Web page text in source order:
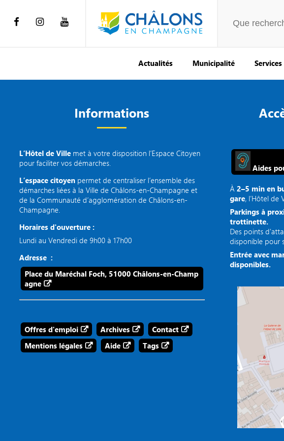
Actualités Municipalité Services
Informations
L’Hôtel de Ville met à votre disposition l’Espace Citoyen
pour faciliter vos démarches.
L’espace citoyen permet de centraliser l’ensemble des
démarches liées à la Ville de Châlons-en-Champagne et
de la Communauté d’agglomération de Châlons-en-
Champagne.
Horaires d'ouverture :
Lundi au Vendredi de 9h00 à 17h00
Adresse :
Place du Maréchal Foch, 51000 Châlons-en-Champ
agne
Offres d'emploi Archives
Contact
Mentions légales
Aide Tags
Aides
À2–5 min en
gare, l’Hôtel de
Parkings à
trottinette.
Des points
disponible pour
Entrée avec
disponibles.